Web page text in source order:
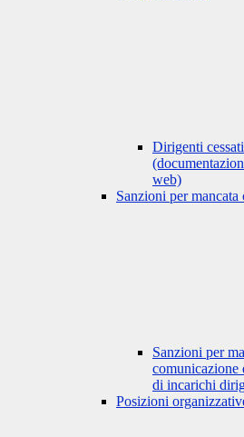
Dirigenti
web)
Sanzioni per
Sanzioni per
comunicazione
di incarichi
Posizioni